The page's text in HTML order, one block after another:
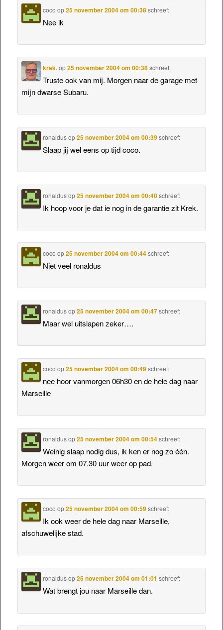
coco op25 november 2004 om 00:38 schreef:
Nee ik
krek.op25 november 2004 om 00:38 schreef:
Truste ook van mij. Morgen naar de garage met
mijn dwarse Subaru.
ronaldusop25 november 2004 om 00:39 schreef:
Slaap jij wel eens op tijd coco.
ronaldusop25 november 2004 om 00:40 schreef:
Ik hoop voor je dat ie nog in de garantie zit Krek.
coco op25 november 2004 om 00:44 schreef:
Niet veel ronaldus
ronaldusop25 november 2004 om 00:47 schreef:
Maar wel uitslapen zeker….
coco op25 november 2004 om 00:49 schreef:
nee hoor vanmorgen 06h30 en de hele dag naar
Marseille
ronaldusop25 november 2004 om 00:54 schreef:
Weinig slaap nodig dus, ik ken er nog zo één.
Morgen weer om 07.30 uur weer op pad.
coco op25 november 2004 om 00:59 schreef:
Ik ook weer de hele dag naar Marseille,
afschuwelijke stad.
ronaldusop25 november 2004 om 01:01 schreef:
Wat brengt jou naar Marseille dan.